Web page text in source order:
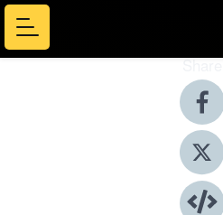
Share